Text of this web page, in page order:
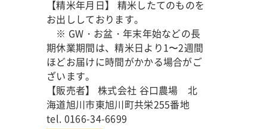
【精米年月日】 精米したてのものを
お出ししております。
※ GW・お盆・年末年始などの長
期休業期間は、精米日より1〜2週間
ほどお届けに時間がかかる場合がご
ざいます。
【販売者】 株式会社 谷口農場 北
海道旭川市東旭川町共栄255番地
tel. 0166-34-6699